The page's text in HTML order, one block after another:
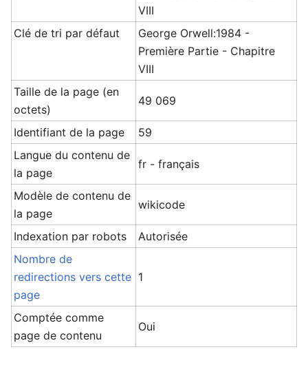
VIII
Clé de tri par défaut
George Orwell:1984 -
Première Partie - Chapitre
VIII
Taille de la page (en
octets)
49 069
Identifiant de la page
59
Langue du contenu de
la page
fr - français
Modèle de contenu de
la page
wikicode
Indexation par robots
Autorisée
Nombre de
redirections vers cette
page
1
Comptée comme
page de contenu
Oui